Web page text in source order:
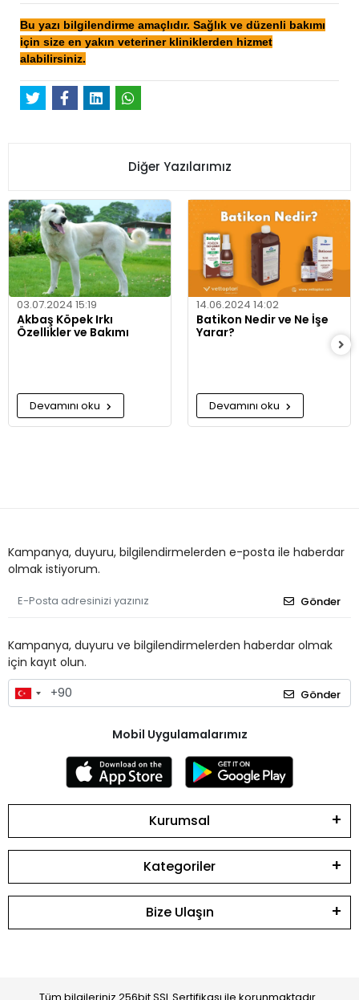
Bu yazı bilgilendirme amaçlıdır. Sağlık ve düzenli bakımı
için size en yakın veteriner kliniklerden hizmet
alabilirsiniz.
Diğer Yazılarımız
03.07.2024 15:19
Akbaş Köpek Irkı
Özellikler ve Bakımı
Devamını oku
14.06.2024 14:02
Batikon Nedir ve Ne İşe
Yarar?
Devamını oku
Kampanya, duyuru, bilgilendirmelerden e-posta ile haberdar
olmak istiyorum.
Gönder
Kampanya, duyuru ve bilgilendirmelerden haberdar olmak
için kayıt olun.
Gönder
Mobil Uygulamalarımız
Kurumsal
Kategoriler
Bize Ulaşın